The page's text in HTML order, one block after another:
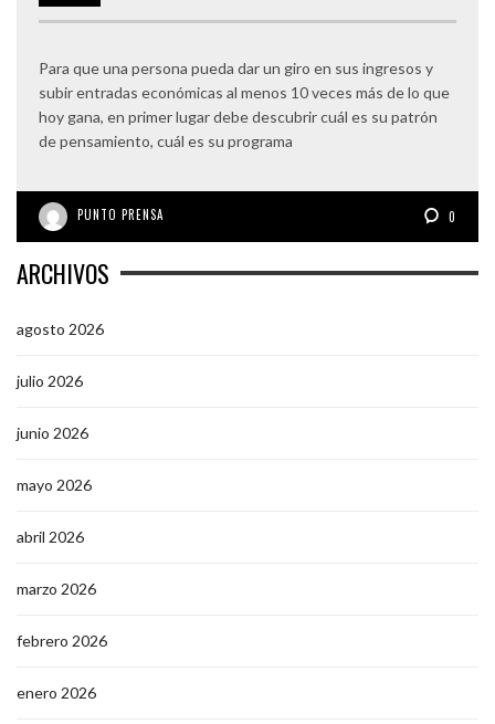
Para que una persona pueda dar un giro en sus ingresos y
subir entradas económicas al menos 10 veces más de lo que
hoy gana, en primer lugar debe descubrir cuál es su patrón
de pensamiento, cuál es su programa
PUNTO PRENSA 0
ARCHIVOS
agosto 2026
julio 2026
junio 2026
mayo 2026
abril 2026
marzo 2026
febrero 2026
enero 2026